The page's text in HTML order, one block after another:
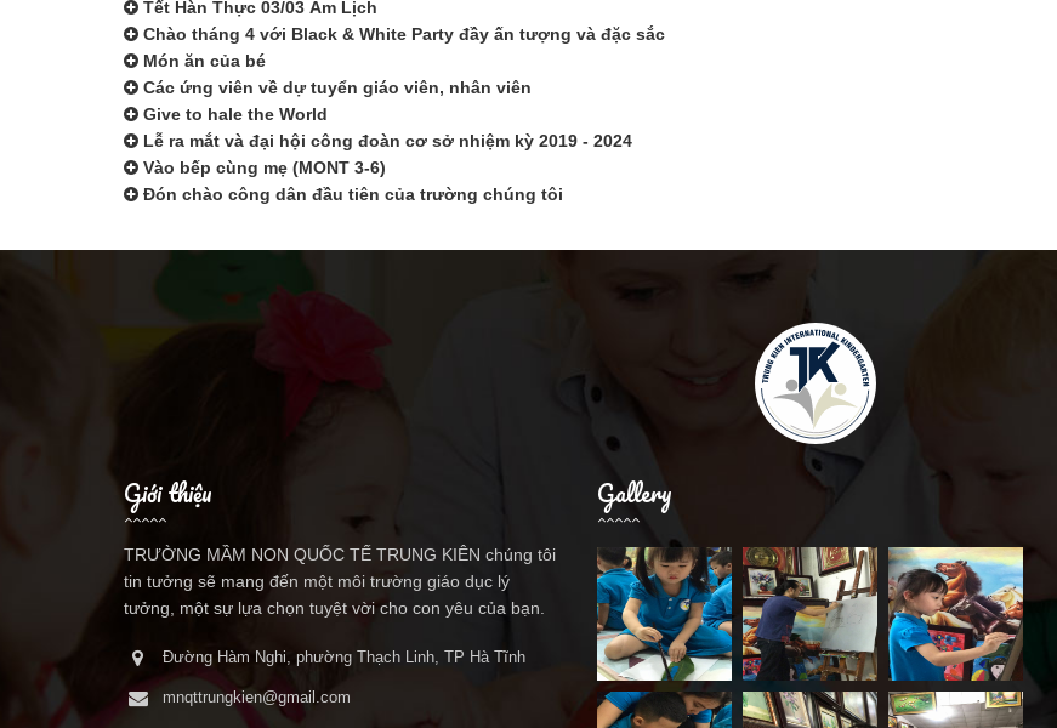
Tết Hàn Thực 03/03 Âm Lịch
Chào tháng 4 với Black & White Party đầy ấn tượng và đặc sắc
Món ăn của bé
Các ứng viên về dự tuyển giáo viên, nhân viên
Give to hale the World
Lễ ra mắt và đại hội công đoàn cơ sở nhiệm kỳ 2019 - 2024
Vào bếp cùng mẹ (MONT 3-6)
Đón chào công dân đầu tiên của trường chúng tôi
Giới thiệu
TRƯỜNG MẦM NON QUỐC TẾ TRUNG KIÊN chúng tôi
tin tưởng sẽ mang đến một môi trường giáo dục lý
tưởng, một sự lựa chọn tuyệt vời cho con yêu của bạn.
Đường Hàm Nghi, phường Thạch Linh, TP Hà Tĩnh
mnqttrungkien@gmail.com
Gallery